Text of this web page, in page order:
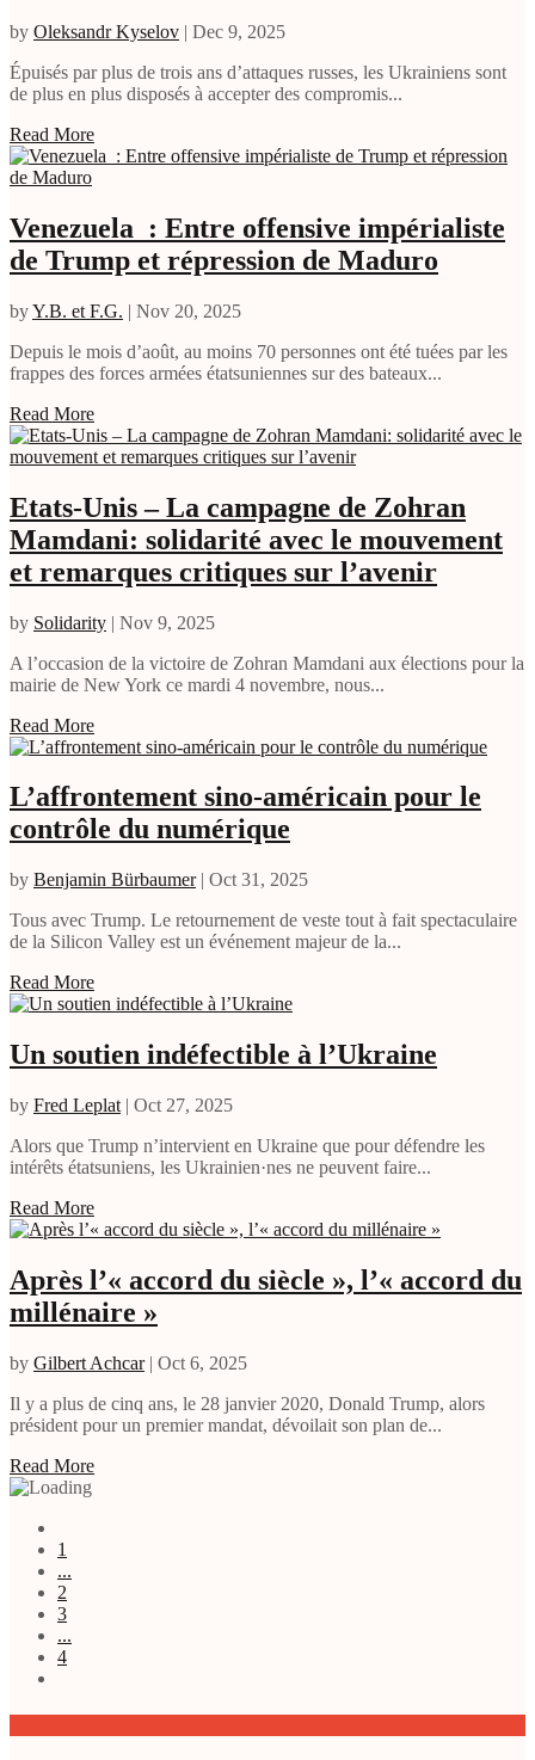
by Oleksandr Kyselov | Dec 9, 2025
Épuisés par plus de trois ans d’attaques russes, les Ukrainiens sont
de plus en plus disposés à accepter des compromis...
Read More
Venezuela : Entre offensive impérialiste
de Trump et répression de Maduro
byY.B. et F.G. | Nov 20, 2025
Depuis le mois d’août, au moins 70 personnes ont été tuées par les
frappes des forces armées étatsuniennes sur des bateaux...
Read More
Etats-Unis – La campagne de Zohran
Mamdani: solidarité avec le mouvement
et remarques critiques sur l’avenir
by Solidarity | Nov 9, 2025
A l’occasion de la victoire de Zohran Mamdani aux élections pour la
mairie de New York ce mardi 4 novembre, nous...
Read More
L’affrontement sino-américain pour le
contrôle du numérique
by Benjamin Bürbaumer| Oct 31, 2025
Tous avec Trump. Le retournement de veste tout à fait spectaculaire
de la Silicon Valley est un événement majeur de la...
Read More
Un soutien indéfectible à l’Ukraine
by Fred Leplat | Oct 27, 2025
Alors que Trump n’intervient en Ukraine que pour défendre les
intérêts étatsuniens, les Ukrainien·nes ne peuvent faire...
Read More
Après l’« accord du siècle », l’« accord du
millénaire »
by Gilbert Achcar| Oct 6, 2025
Il y a plus de cinq ans, le 28 janvier 2020, Donald Trump, alors
président pour un premier mandat, dévoilait son plan de...
Read More
1
...
2
3
...
4